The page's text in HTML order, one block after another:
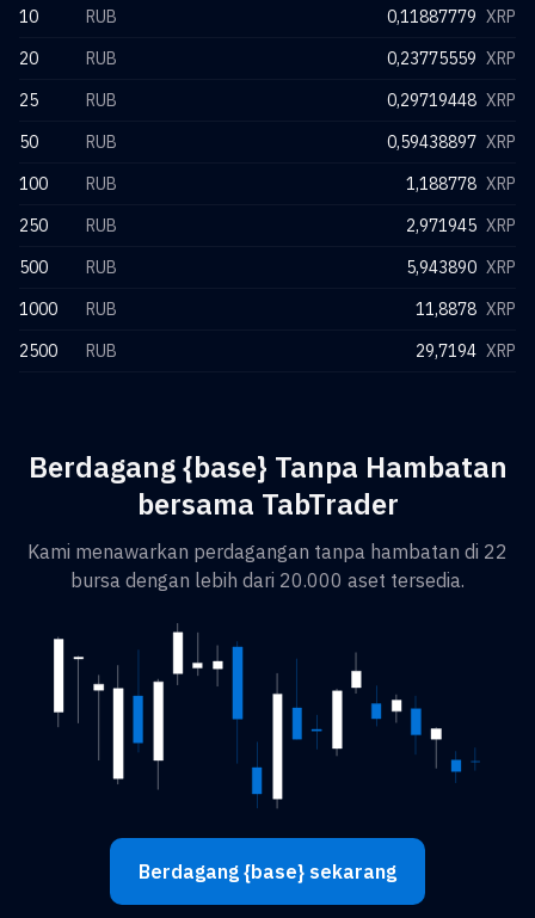
10
RUB 0,11887779 XRP
20
RUB 0,23775559 XRP
25
RUB 0,29719448 XRP
50
RUB 0,59438897 XRP
100
RUB 1,188778 XRP
250
RUB 2,971945 XRP
500
RUB 5,943890 XRP
1000
RUB 11,8878 XRP
2500
RUB 29,7194 XRP
Berdagang {base} Tanpa Hambatan
bersama TabTrader
Kami menawarkan perdagangan tanpa hambatan di 22
bursa dengan lebih dari 20.000 aset tersedia.
Berdagang {base} sekarang